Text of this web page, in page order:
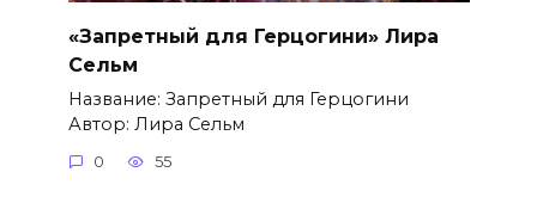
«Запретный для Герцогини» Лира
Сельм
Название: Запретный для Герцогини
Автор: Лира Сельм
0 55